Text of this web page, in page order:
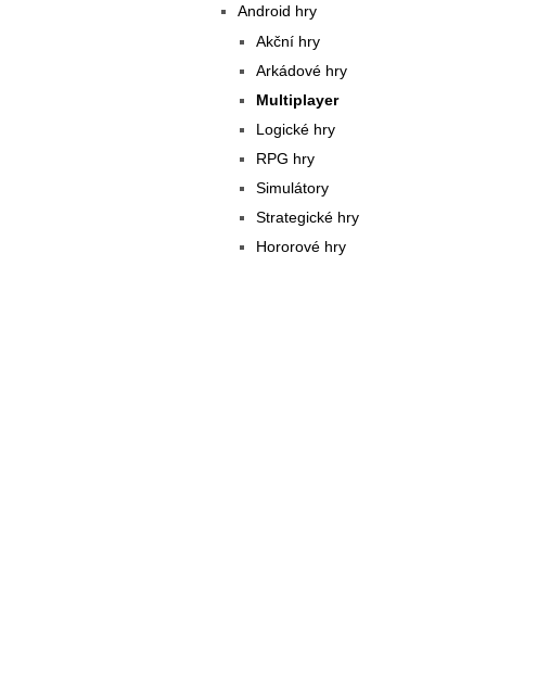
Android hry
Akční hry
Arkádové hry
Multiplayer
Logické hry
RPG hry
Simulátory
Strategické hry
Hororové hry